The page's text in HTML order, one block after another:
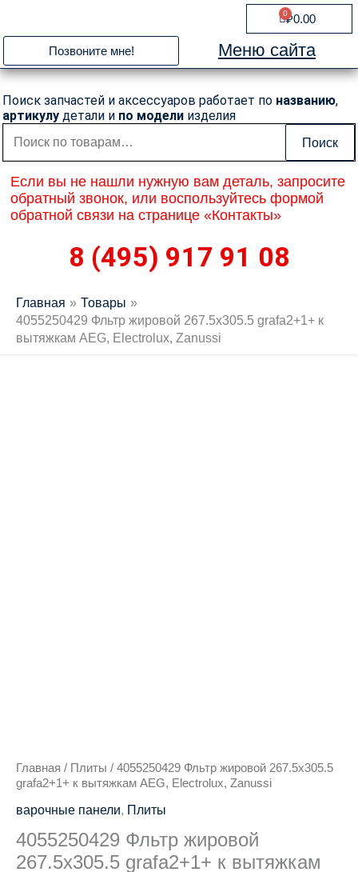
содержимому
₽0.00
0
Cart
Позвоните мне! Меню сайта
Поиск запчастей и аксессуаров работает по названию,
артикулу детали и по модели изделия
Искать:
Поиск
Если вы не нашли нужную вам деталь, запросите
обратный звонок, или воспользуйтесь формой
обратной связи на странице «Контакты»
8 (495) 917 91 08
Главная
Товары
4055250429 Фльтр жировой 267.5х305.5 grafa2+1+ к
вытяжкам AEG, Electrolux, Zanussi
Главная / Плиты / 4055250429 Фльтр жировой 267.5х305.5
grafa2+1+ к вытяжкам AEG, Electrolux, Zanussi
варочные панели Плиты
4055250429 Фльтр жировой
267.5х305.5 grafa2+1+ к вытяжкам